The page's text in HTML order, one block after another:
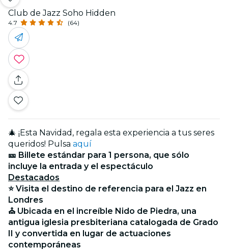
Club de Jazz Soho Hidden
4.7 (64)
🎄 ¡Esta Navidad, regala esta experiencia a tus seres
queridos! Pulsa aquí
🎫 Billete estándar para 1 persona, que sólo
incluye la entrada y el espectáculo
Destacados
⭐ Visita el destino de referencia para el Jazz en
Londres
⛪ Ubicada en el increíble Nido de Piedra, una
antigua iglesia presbiteriana catalogada de Grado
II y convertida en lugar de actuaciones
contemporáneas